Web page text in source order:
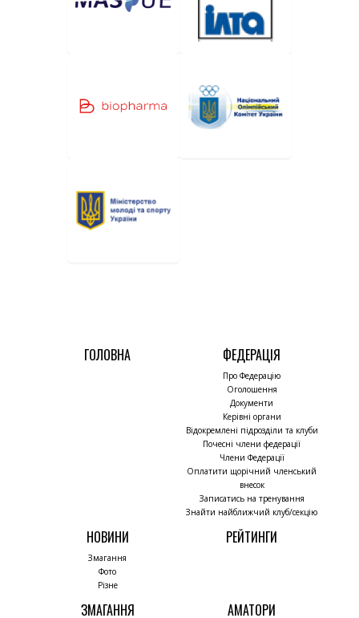
ГОЛОВНА ФЕДЕРАЦІЯ
Про Федерацію
Оголошення
Документи
Керівні органи
Відокремлені підрозділи та клуби
Почесні члени федерації
Члени Федерації
Оплатити щорічний членський
внесок
Записатись на тренування
Знайти найближчий клуб/секцію
НОВИНИ
Змагання
Фото
Різне
РЕЙТИНГИ
ЗМАГАННЯ АМАТОРИ